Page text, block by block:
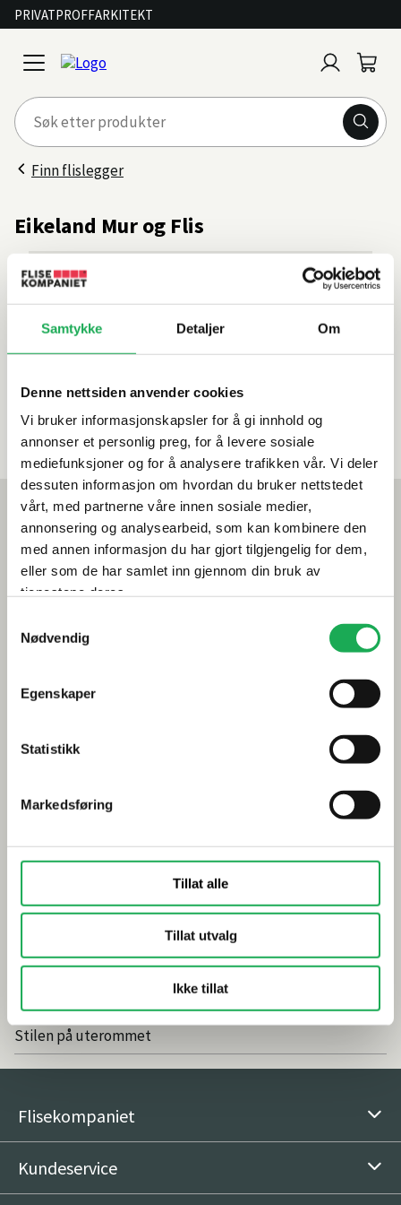
Samtykke Detaljer Om
Denne nettsiden anvender cookies
Vi bruker informasjonskapsler for å gi innhold og
annonser et personlig preg, for å levere sosiale
mediefunksjoner og for å analysere trafikken vår. Vi deler
dessuten informasjon om hvordan du bruker nettstedet
vårt, med partnerne våre innen sosiale medier,
annonsering og analysearbeid, som kan kombinere den
med annen informasjon du har gjort tilgjengelig for dem,
eller som de har samlet inn gjennom din bruk av
tjenestene deres.
Nødvendig
Egenskaper
Statistikk
Markedsføring
Tillat alle
Tillat utvalg
Ikke tillat
PRIVATPROFFARKITEKT
open
menu
inn
Finn flislegger
Eikeland Mur og Flis
Kontakt
Adresse
Odins gate 18, 5531 Haugesund
Kontakt oss
Mest lest akkurat nå
Årets flis hos Flisekompaniet
Klikkvinyl - Gulvet som tåler alt
Dette må du tenke på når du innreder badet
Smarte tips for riktig valg av dusj
Inspirasjon
Drømmeatrium med flisheller
Våre favoritter: Nordic Stone Islanda
Vedlikeholdsfritt og naturlig med fliser
Stilen på uterommet
Flisekompaniet
Kundeservice